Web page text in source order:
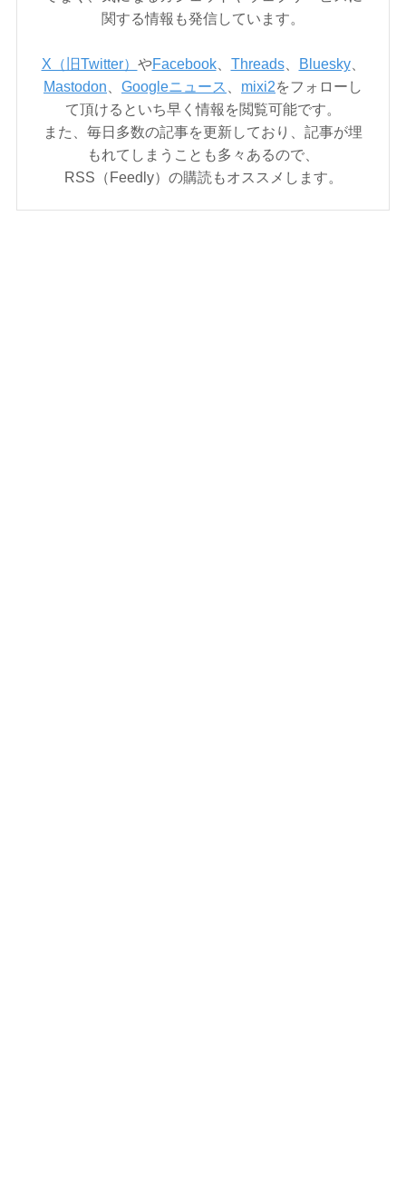
関する情報も発信しています。
X（旧Twitter） やFacebook、 Threads、 Bluesky、
Mastodon
Googleニュース mixi2をフォローし
て頂けるといち早く情報を閲覧可能です。
また、毎日多数の記事を更新しており、記事が埋
もれてしまうことも多々あるので、
RSS（Feedly）の購読もオススメします。